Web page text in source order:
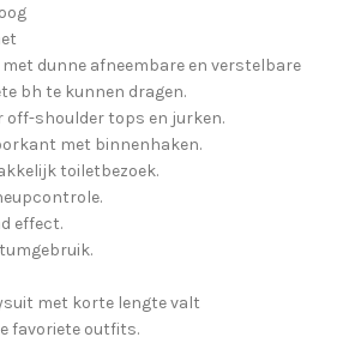
dunne afneembare en verstelbare
bh te kunnen dragen.
off-shoulder tops en jurken.
met binnenhaken.
toiletbezoek.
effect.
met korte lengte valt
favoriete outfits.